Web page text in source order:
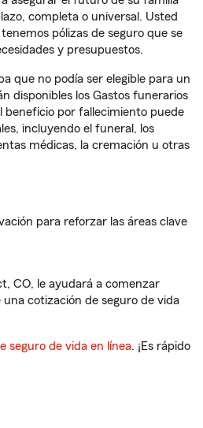
completa o universal. Usted
pólizas de seguro que se
y presupuestos.
que no podía ser elegible para un
disponibles los Gastos funerarios
beneficio por fallecimiento puede
incluyendo el funeral, los
médicas, la cremación u otras
para reforzar las áreas clave
CO, le ayudará a comenzar
cotización de seguro de vida
seguro de vida en línea. ¡Es rápido